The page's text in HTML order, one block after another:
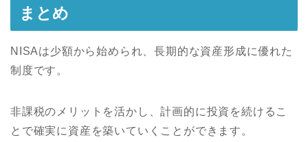
まとめ
NISAは少額から始められ、長期的な資産形成に優れた
制度です。
非課税のメリットを活かし、計画的に投資を続けるこ
とで確実に資産を築いていくことができます。